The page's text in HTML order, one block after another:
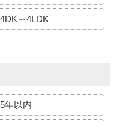
4DK～4LDK
5年以内